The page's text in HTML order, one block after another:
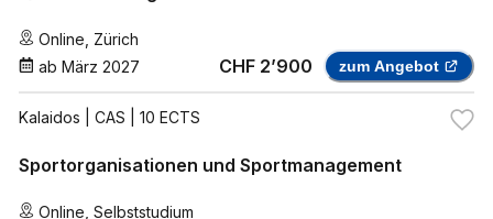
Online Zürich
ab März 2027 CHF 2’900 zum Angebot
Kalaidos | CAS | 10 ECTS
Sportorganisationen und Sportmanagement
Online Selbststudium